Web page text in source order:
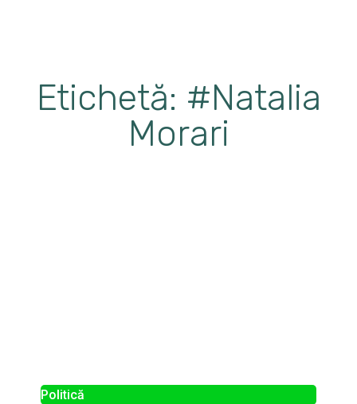
Etichetă: #Natalia
Morari
Politică